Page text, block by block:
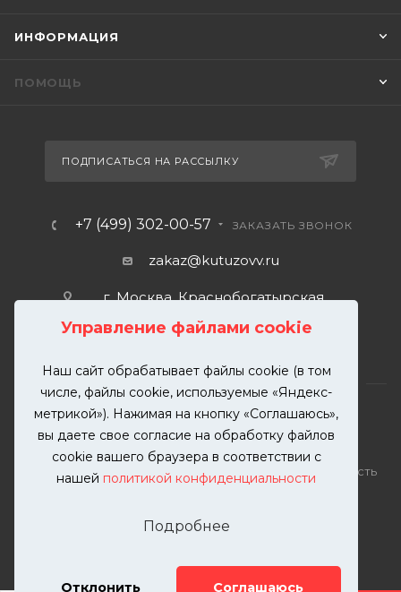
Управление файлами cookie
Наш сайт обрабатывает файлы cookie (в том
числе, файлы cookie, используемые «Яндекс-
метрикой»). Нажимая на кнопку «Соглашаюсь»,
вы даете свое согласие на обработку файлов
cookie вашего браузера в соответствии с
нашей политикой конфиденциальности
Подробнее
Отклонить Соглашаюсь
ИНФОРМАЦИЯ
ПОМОЩЬ
ПОДПИСАТЬСЯ НА РАССЫЛКУ
+7 (499) 302-00-57 ЗАКАЗАТЬ ЗВОНОК
zakaz@kutuzovv.ru
г. Москва, Краснобогатырская
2026 © KUTUZOVV | Кузовной ремонт и покраска
автомобилей. Вся информация на сайте – собственность
разрешения запрещена. Все права защищены.
Телефон: 8(499)-302-00-57